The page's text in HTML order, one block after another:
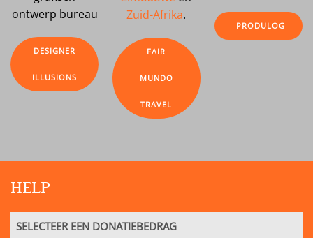
ontwerp bureau
DESIGNER
ILLUSIONS
Zuid-Afrika.
FAIR
MUNDO
TRAVEL
PRODULOG
HELP
SELECTEER EEN DONATIEBEDRAG